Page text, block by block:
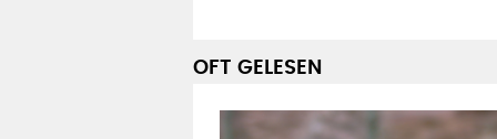
OFT GELESEN